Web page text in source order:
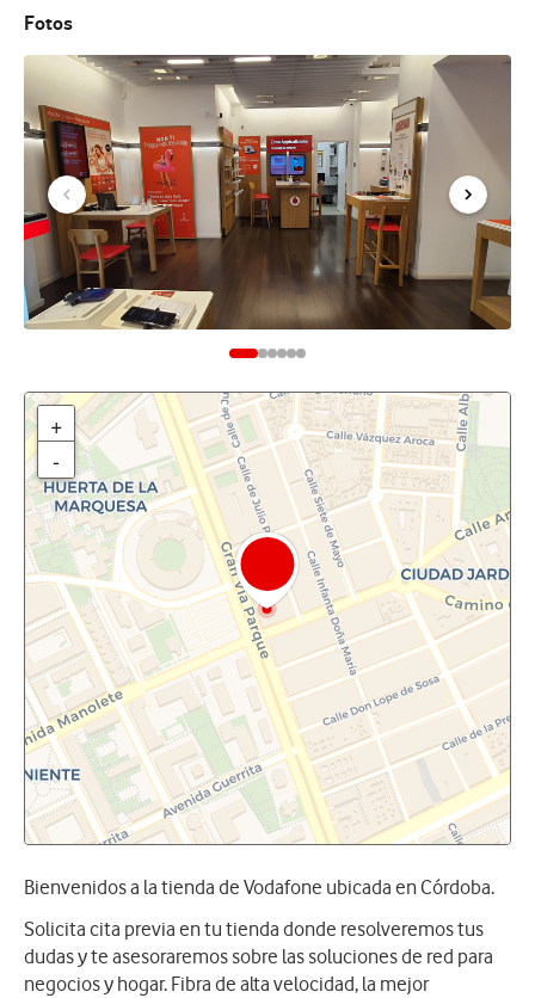
Fotos
+
-
Bienvenidos a la tienda de Vodafone ubicada en Córdoba.
Solicita cita previa en tu tienda donde resolveremos tus
dudas y te asesoraremos sobre las soluciones de red para
negocios y hogar. Fibra de alta velocidad, la mejor